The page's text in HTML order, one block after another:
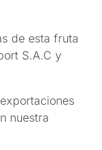
de esta fruta
S.A.C y
nuestra